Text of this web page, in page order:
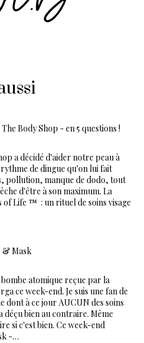
Body Shop - en 5 questions !
a décidé d'aider notre peau à
de dingue qu'on lui fait
pollution, manque de dodo, tout
d'être à son maximum. La
of Life ™ : un rituel de soins visage
& Mask
atomique reçue par la
ce week-end. Je suis une fan de
dont à ce jour AUCUN des soins
déçu bien au contraire. Même
si c'est bien. Ce week-end
-…